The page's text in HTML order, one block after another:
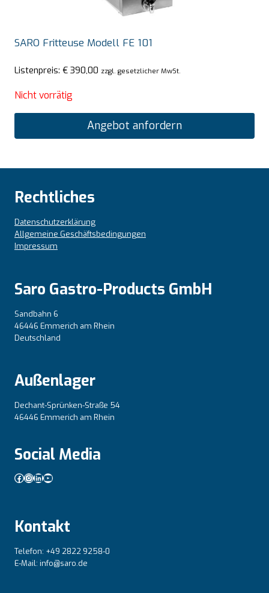
SARO Fritteuse Modell FE 101
Listenpreis: € 390,00 zzgl. gesetzlicher MwSt.
Nicht vorrätig
Angebot anfordern
Rechtliches
Datenschutzerklärung
Allgemeine Geschäftsbedingungen
Impressum
Saro Gastro-Products GmbH
Sandbahn 6
46446 Emmerich am Rhein
Deutschland
Außenlager
Dechant-Sprünken-Straße 54
46446 Emmerich am Rhein
Social Media
Facebook
Instagram
LinkedIn
YouTube
Kontakt
Telefon: +49 2822 9258-0
E-Mail: info@saro.de